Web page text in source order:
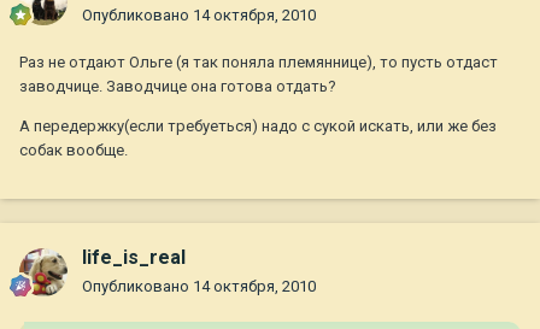
Опубликовано 14 октября, 2010
Раз не отдают Ольге (я так поняла племяннице), то пусть отдаст
заводчице. Заводчице она готова отдать?
А передержку(если требуеться) надо с сукой искать, или же без
собак вообще.
life_is_real
Опубликовано 14 октября, 2010